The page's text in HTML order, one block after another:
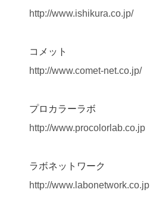
http://www.ishikura.co.jp/
コメット
http://www.comet-net.co.jp/
プロカラーラボ
http://www.procolorlab.co.jp
ラボネットワーク
http://www.labonetwork.co.jp